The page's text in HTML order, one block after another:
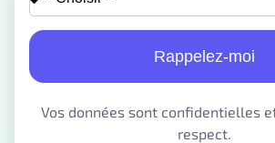
Rappelez-moi
Vos données sont confidentielles
respect.